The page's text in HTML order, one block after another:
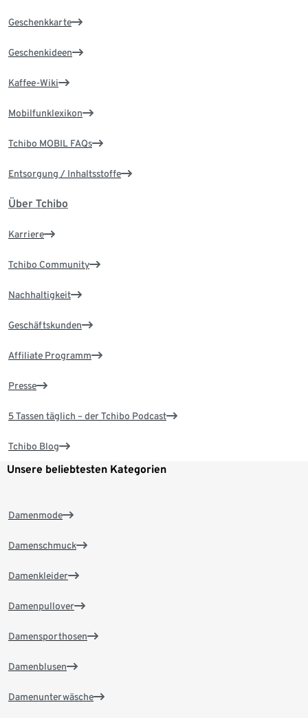
Geschenkkarte
Geschenkideen
Kaffee-Wiki
Mobilfunklexikon
Tchibo MOBIL FAQs
Entsorgung / Inhaltsstoffe
Über Tchibo
Karriere
Tchibo Community
Nachhaltigkeit
Geschäftskunden
Affiliate Programm
Presse
5 Tassen täglich – der Tchibo Podcast
Tchibo Blog
Unsere beliebtesten Kategorien
Damenmode
Damenschmuck
Damenkleider
Damenpullover
Damensporthosen
Damenblusen
Damenunterwäsche